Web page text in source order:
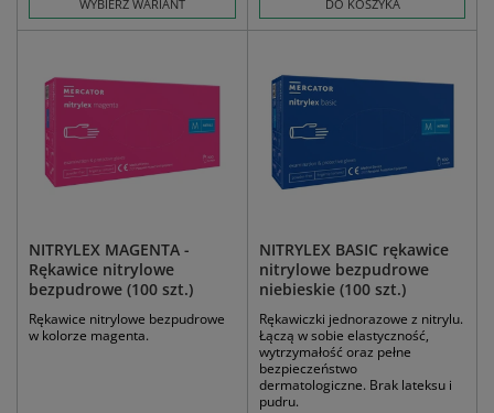
WYBIERZ WARIANT
DO KOSZYKA
NITRYLEX MAGENTA -
Rękawice nitrylowe
bezpudrowe (100 szt.)
Rękawice nitrylowe bezpudrowe
w kolorze magenta.
NITRYLEX BASIC rękawice
nitrylowe bezpudrowe
niebieskie (100 szt.)
Rękawiczki jednorazowe z nitrylu.
Łączą w sobie elastyczność,
wytrzymałość oraz pełne
bezpieczeństwo
dermatologiczne. Brak lateksu i
pudru.